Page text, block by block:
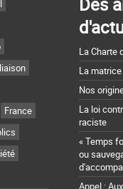
France
La Charte
La
Nos
La loi
raciste
« Temps
ou
Appel :